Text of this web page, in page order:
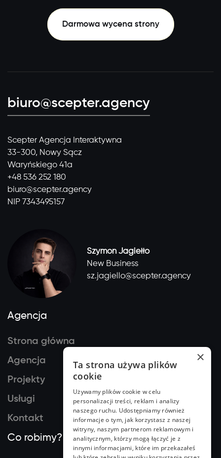
Darmowa wycena strony
biuro@scepter.agency
Scepter Agencja Interaktywna
33-300, Nowy Sącz
Waryńskiego 41a
+48 536 252 180
biuro@scepter.agency
NIP 7343495157
Szymon Jagiełło
New Business
sz.jagiello@scepter.agency
Agencja
Strona główna
Agencja
Projekty
Usługi
Kontakt
Co robimy?
×
Ta strona używa plików
cookie
Używamy plików cookie w celu
personalizacji treści, reklam i analizy
naszego ruchu. Udostępniamy również
informacje o tym, jak korzystasz z naszej
witryny, naszym partnerom reklamowym i
analitycznym, którzy mogą łączyć je z
innymi informacjami, które im przekazałeś